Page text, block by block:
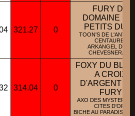
321.27 0
FURY DU
DOMAINE
PETITS
TOON'S DE L'ANTRE
CENTAURE /
ARKANGEL DE LA
CHEVESNERAIE /
314.04 0
FOXY DU
A CROIX
D'ARGENT
FURY
AXO DES
CITES D'OR /
BICHE AU PARADIS